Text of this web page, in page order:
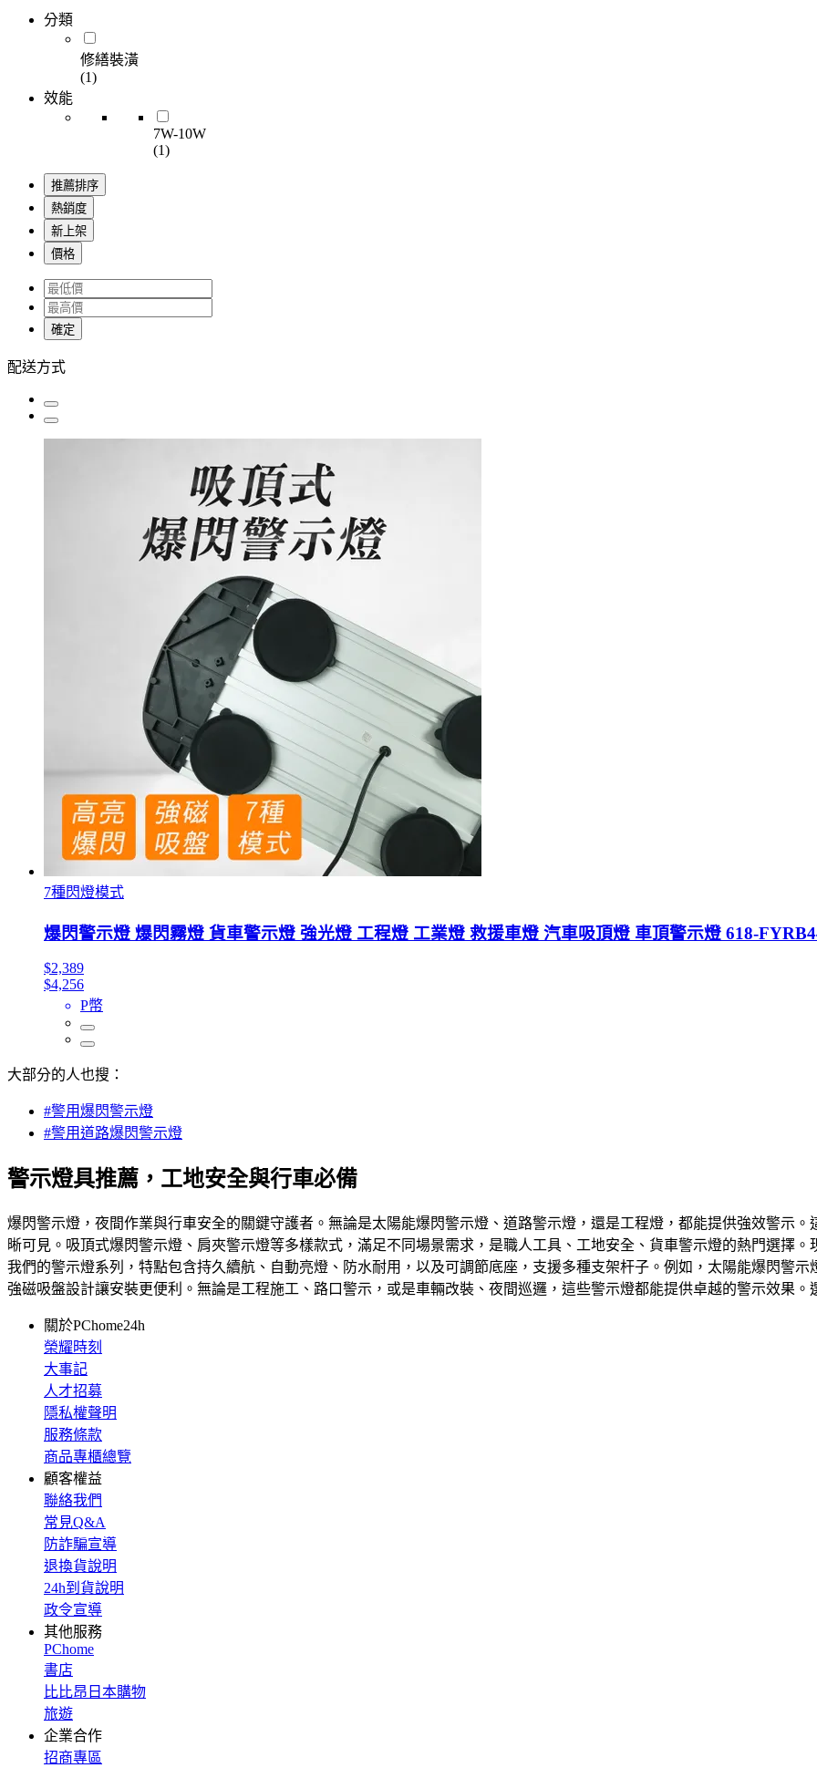
分類
修繕裝潢
(1)
效能
7W-10W
(1)
推薦排序
熱銷度
新上架
價格
確定
配送方式
7種閃燈模式
爆閃警示燈 爆閃霧燈 貨車警示燈 強光燈 工程燈 工業燈 救援車燈 汽車吸頂燈 車頂警示燈 618-
$2,389
$4,256
P幣
大部分的人也搜：
#警用爆閃警示燈
#警用道路爆閃警示燈
警示燈具推薦，工地安全與行車必備
爆閃警示燈，夜間作業與行車安全的關鍵守護者。無論是太陽能爆閃警示燈、道路警示燈，還是工程燈，都能提供強效警示
晰可見。吸頂式爆閃警示燈、肩夾警示燈等多樣款式，滿足不同場景需求，是職人工具、工地安全、貨車警示燈的熱門選擇
我們的警示燈系列，特點包含持久續航、自動亮燈、防水耐用，以及可調節底座，支援多種支架杆子。例如，太陽能爆閃警
強磁吸盤設計讓安裝更便利。無論是工程施工、路口警示，或是車輛改裝、夜間巡邏，這些警示燈都能提供卓越的警示效果
關於PChome24h
榮耀時刻
大事記
人才招募
隱私權聲明
服務條款
商品專櫃總覽
顧客權益
聯絡我們
常見Q&A
防詐騙宣導
退換貨說明
24h到貨說明
政令宣導
其他服務
PChome
書店
比比昂日本購物
旅遊
企業合作
招商專區